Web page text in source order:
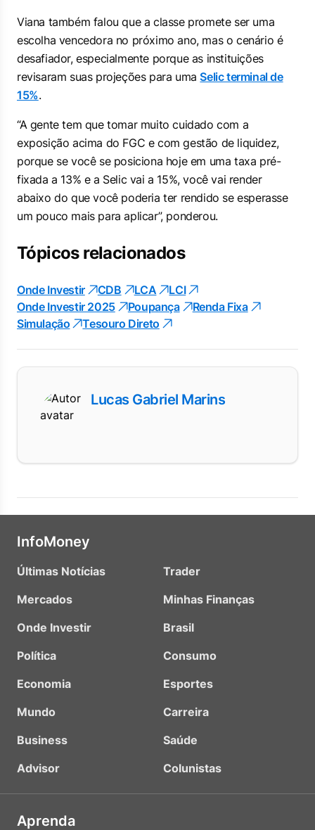
Viana também falou que a classe promete ser uma
escolha vencedora no próximo ano, mas o cenário é
desafiador, especialmente porque as instituições
revisaram suas projeções para umaSelic terminal de
15%.
“A gente tem que tomar muito cuidado com a
exposição acima do FGC e com gestão de liquidez,
porque se você se posiciona hoje em uma taxa pré-
fixada a 13% e a Selic vai a 15%, você vai render
abaixo do que você poderia ter rendido se esperasse
um pouco mais para aplicar”, ponderou.
Tópicos relacionados
Onde Investir CDB LCA
LCI
Onde Investir 2025
Poupança
Renda Fixa
Simulação
Tesouro Direto
Lucas Gabriel Marins
InfoMoney
Últimas Notícias
Mercados
Onde Investir
Política
Economia
Mundo
Business
Advisor
Trader
Minhas Finanças
Brasil
Consumo
Esportes
Carreira
Saúde
Colunistas
Aprenda